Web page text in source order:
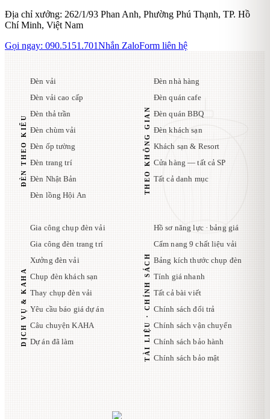
Địa chỉ xưởng: 262/1/93 Phan Anh, Phường Phú Thạnh, TP. Hồ
Chí Minh, Việt Nam
Gọi ngay: 090.5151.701Nhắn ZaloForm liên hệ
ĐÈN THEO KIỂU
Đèn vải
Đèn vải cao cấp
Đèn thả trần
Đèn chùm vải
Đèn ốp tường
Đèn trang trí
Đèn Nhật Bản
Đèn lồng Hội An
THEO KHÔNG GIAN
Đèn nhà hàng
Đèn quán cafe
Đèn quán BBQ
Đèn khách sạn
Khách sạn & Resort
Cửa hàng — tất cả SP
Tất cả danh mục
DỊCH VỤ & KAHA
Gia công chụp đèn vải
Gia công đèn trang trí
Xưởng đèn vải
Chụp đèn khách sạn
Thay chụp đèn vải
Yêu cầu báo giá dự án
Câu chuyện KAHA
Dự án đã làm
TÀI LIỆU · CHÍNH SÁCH
Hồ sơ năng lực · bảng giá
Cẩm nang 9 chất liệu vải
Bảng kích thước chụp đèn
Tính giá nhanh
Tất cả bài viết
Chính sách đổi trả
Chính sách vận chuyển
Chính sách bảo hành
Chính sách bảo mật